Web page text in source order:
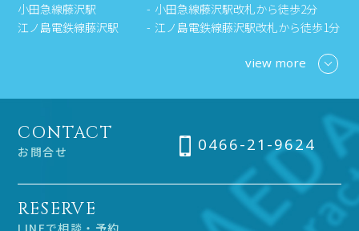
小田急線藤沢駅
小田急線藤沢駅改札から徒歩2分
江ノ島電鉄線藤沢駅
江ノ島電鉄線藤沢駅改札から徒歩1分
view more
CONTACT
お問合せ 0466-21-9624
RESERVE